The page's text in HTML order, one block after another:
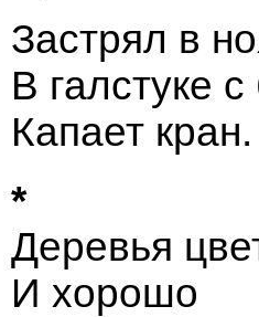
Застрял в
В галстуке
Капает кран.
*
Деревья
И хорошо